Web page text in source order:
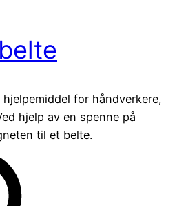
for håndverkere,
hjelp av en spenne på
til et belte.